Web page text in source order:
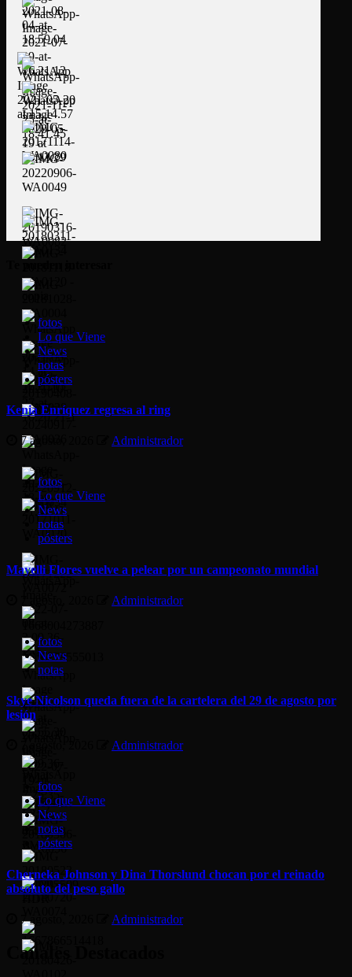
fotos
Lo que Viene
News
notas
pósters
Kenia Enríquez regresa al ring
7 agosto, 2026 Administrador
fotos
Lo que Viene
News
notas
pósters
Mayelli Flores vuelve a pelear por un campeonato mundial
Administrador
fotos
News
notas
Skye Nicolson queda fuera de la cartelera del 29 de agosto por
lesión
Administrador
fotos
Lo que Viene
News
notas
pósters
Cherneka Johnson y Dina Thorslund chocan por el reinado
absoluto del peso gallo
7 agosto, 2026 Administrador
Canales Destacados